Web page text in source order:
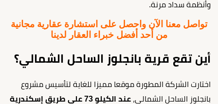
وأنظمة سداد مرنة.
تواصل معنا الآن واحصل على استشارة عقارية مجانية
من أحد أفضل خبراء العقار لدينا
أين تقع قرية بانجلوز الساحل الشمالي؟
اختارت الشركة المطورة موقعا مميزا للغاية لتأسيس مشروع
بانجلوز الساحل الشمالي،
عند الكيلو 73 على طريق إسكندرية